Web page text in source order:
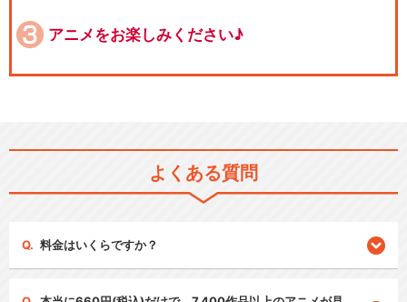
アニメをお楽しみください♪
よくある質問
料金はいくらですか？